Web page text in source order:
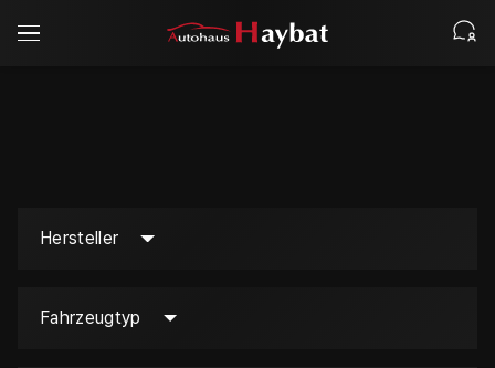
Hersteller
Fahrzeugtyp